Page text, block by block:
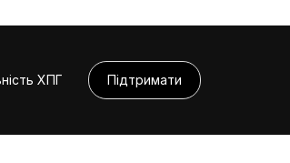
ХПГ Підтримати